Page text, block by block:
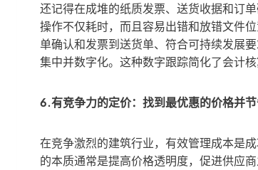
还记得在成堆的纸质发票、送货收据和订
操作不仅耗时，而且容易出错和放错文件
单确认和发票到送货单、符合可持续发展
集中并数字化。这种数字跟踪简化了会计
6.有竞争力的定价：找到最优惠的价格并
在竞争激烈的建筑行业，有效管理成本是
的本质通常是提高价格透明度，促进供应